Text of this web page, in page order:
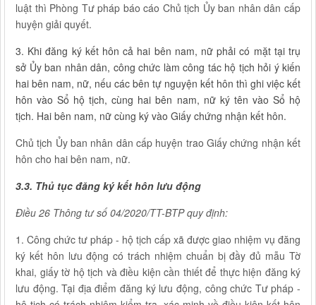
luật thì Phòng Tư pháp báo cáo Chủ tịch Ủy ban nhân dân cấp
huyện giải quyết.
3. Khi đăng ký kết hôn cả hai bên nam, nữ phải có mặt tại trụ
sở Ủy ban nhân dân, công chức làm công tác hộ tịch hỏi ý kiến
hai bên nam, nữ, nếu các bên tự nguyện kết hôn thì ghi việc kết
hôn vào Sổ hộ tịch, cùng hai bên nam, nữ ký tên vào Sổ hộ
tịch. Hai bên nam, nữ cùng ký vào Giấy chứng nhận kết hôn.
Chủ tịch Ủy ban nhân dân cấp huyện trao Giấy chứng nhận kết
hôn cho hai bên nam, nữ.
3.3. Thủ tục đăng ký kết hôn lưu động
Điều 26 Thông tư số 04/2020/TT-BTP quy định:
1. Công chức tư pháp - hộ tịch cấp xã được giao nhiệm vụ đăng
ký kết hôn lưu động có trách nhiệm chuẩn bị đầy đủ mẫu Tờ
khai, giấy tờ hộ tịch và điều kiện cần thiết để thực hiện đăng ký
lưu động. Tại địa điểm đăng ký lưu động, công chức Tư pháp -